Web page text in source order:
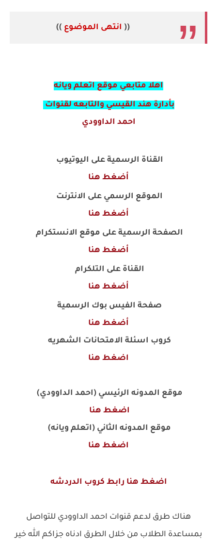
(( انتهى الموضوع ))
اهلا متابعي موقع اتعلم ويانه
بأدارة هند القيسي والتابعه لقنوات
احمد الداوودي
القناة الرسمية على اليوتيوب
أضغط هنا
الموقع الرسمي على الانترنت
أضغط هنا
الصفحة الرسمية على موقع الانستكرام
أضغط هنا
القناة على التلكرام
أضغط هنا
صفحة الفيس بوك الرسمية
أضغط هنا
كروب اسئلة الامتحانات الشهريه
اضغط هنا
موقع المدونه الرئيسي (احمد الداوودي)
اضغط هنا
موقع المدونه الثاني (اتعلم ويانه)
اضغط هنا
اضغط هنا رابط كروب الدردشه
هناك طرق لدعم قنوات احمد الداوودي للتواصل
بمساعدة الطلاب من خلال الطرق ادناه جزاكم الله خير